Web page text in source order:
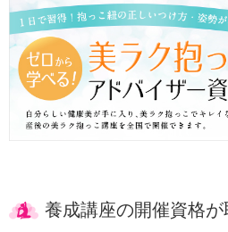
養成講座の開催資格が